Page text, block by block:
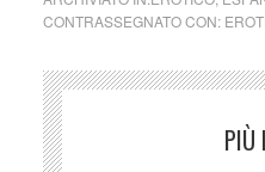
CONTRASSEGNATO CON:
PIÙ